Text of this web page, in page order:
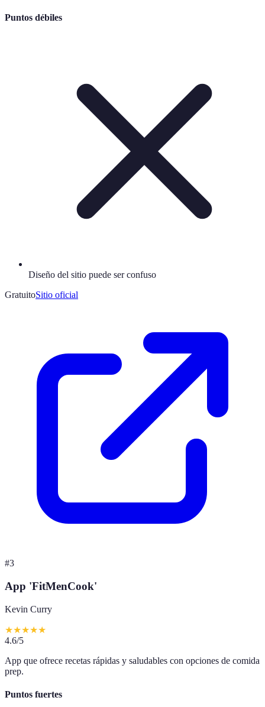
Puntos débiles
Diseño del sitio puede ser confuso
GratuitoSitio oficial
#3
App 'FitMenCook'
Kevin Curry
★★★★★
4.6/5
App que ofrece recetas rápidas y saludables con opciones de comida
prep.
Puntos fuertes